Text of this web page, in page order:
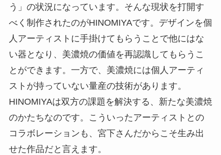
う」の状況になっています。そんな現状を打開す
べく制作されたのがHINOMIYAです。デザインを個
人アーティストに手掛けてもらうことで他にはな
い器となり、美濃焼の価値を再認識してもらうこ
とができます。一方で、美濃焼には個人アーティ
ストが持っていない量産の技術があります。
HINOMIYAは双方の課題を解決する、新たな美濃焼
のかたちなのです。こういったアーティストとの
コラボレーションも、宮下さんだからこそ生み出
せた作品だと言えます。